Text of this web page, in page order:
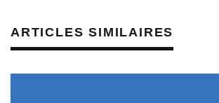
ARTICLES SIMILAIRES